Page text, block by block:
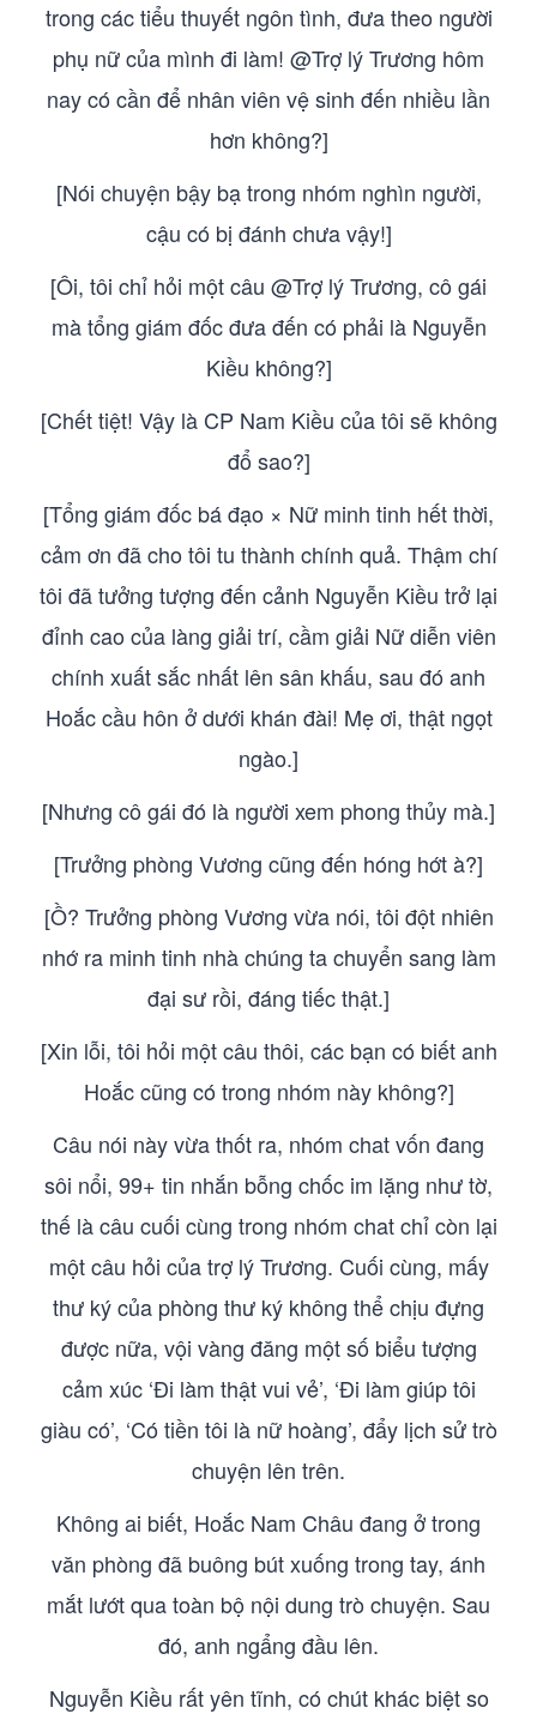
trong các tiểu thuyết ngôn tình, đưa theo người
phụ nữ của mình đi làm! @Trợ lý Trương hôm
nay có cần để nhân viên vệ sinh đến nhiều lần
hơn không?]
[Nói chuyện bậy bạ trong nhóm nghìn người,
cậu có bị đánh chưa vậy!]
[Ôi, tôi chỉ hỏi một câu @Trợ lý Trương, cô gái
mà tổng giám đốc đưa đến có phải là Nguyễn
Kiều không?]
[Chết tiệt! Vậy là CP Nam Kiều của tôi sẽ không
đổ sao?]
[Tổng giám đốc bá đạo × Nữ minh tinh hết thời,
cảm ơn đã cho tôi tu thành chính quả. Thậm chí
tôi đã tưởng tượng đến cảnh Nguyễn Kiều trở lại
đỉnh cao của làng giải trí, cầm giải Nữ diễn viên
chính xuất sắc nhất lên sân khấu, sau đó anh
Hoắc cầu hôn ở dưới khán đài! Mẹ ơi, thật ngọt
ngào.]
[Nhưng cô gái đó là người xem phong thủy mà.]
[Trưởng phòng Vương cũng đến hóng hớt à?]
[Ồ? Trưởng phòng Vương vừa nói, tôi đột nhiên
nhớ ra minh tinh nhà chúng ta chuyển sang làm
đại sư rồi, đáng tiếc thật.]
[Xin lỗi, tôi hỏi một câu thôi, các bạn có biết anh
Hoắc cũng có trong nhóm này không?]
Câu nói này vừa thốt ra, nhóm chat vốn đang
sôi nổi, 99+ tin nhắn bỗng chốc im lặng như tờ,
thế là câu cuối cùng trong nhóm chat chỉ còn lại
một câu hỏi của trợ lý Trương. Cuối cùng, mấy
thư ký của phòng thư ký không thể chịu đựng
được nữa, vội vàng đăng một số biểu tượng
cảm xúc ‘Đi làm thật vui vẻ’, ‘Đi làm giúp tôi
giàu có’, ‘Có tiền tôi là nữ hoàng’, đẩy lịch sử trò
chuyện lên trên.
Không ai biết, Hoắc Nam Châu đang ở trong
văn phòng đã buông bút xuống trong tay, ánh
mắt lướt qua toàn bộ nội dung trò chuyện. Sau
đó, anh ngẩng đầu lên.
Nguyễn Kiều rất yên tĩnh, có chút khác biệt so